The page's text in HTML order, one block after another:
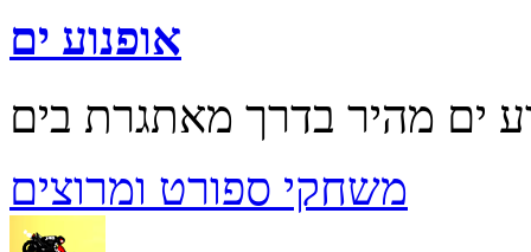
אופנוע ים
משחקי ספורט ומרוצים